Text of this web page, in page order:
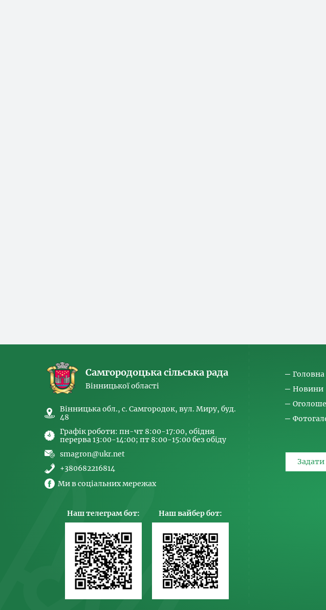
Самгородоцька сільська рада
Вінницької області
Вінницька обл., с. Самгородок, вул. Миру, буд.
48
Графік роботи: пн-чт 8:00-17:00, обідня
перерва 13:00-14:00; пт 8:00-15:00 без обіду
smagron@ukr.net
+380682216814
Ми в соціальних мережах
Наш телеграм бот: Наш вайбер бот:
Головна
Новини